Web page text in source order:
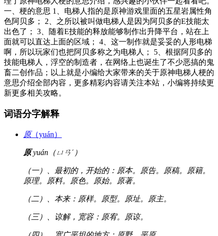
一、梗的意思 1、电梯人指的是原神游戏里面的五星岩属性角
色阿贝多； 2、之所以被叫做电梯人是因为阿贝多的E技能太
出色了； 3、随着E技能的释放能够制作出升降平台，站在上
面就可以直达上面的区域； 4、这一制作就是妥妥的人形电梯
啊，所以玩家们也把阿贝多称之为电梯人； 5、根据阿贝多的
技能电梯人，浮空的制造者，在网络上也诞生了不少恶搞的鬼
畜二创作品；以上就是小编给大家带来的关于原神电梯人梗的
意思介绍全部内容，更多精彩内容请关注本站，小编将持续更
新更多相关攻略。
词语分字解释
原（yuán）
原yuán（ㄩㄢˊ）
（一）、最初的，开始的：原本。原告。原稿。原籍。
原理。原料。原色。原始。原著。
（二）、本来：原样。原型。原址。原主。
（三）、谅解，宽容：原宥。原谅。